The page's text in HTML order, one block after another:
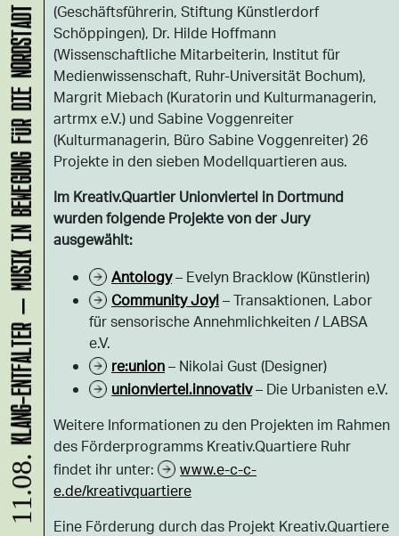
(Geschäftsführerin, Stiftung Künstlerdorf
Schöppingen), Dr. Hilde Hoffmann
(Wissenschaftliche Mitarbeiterin, Institut für
Medienwissenschaft, Ruhr-Universität Bochum),
Margrit Miebach (Kuratorin und Kulturmanagerin,
artrmx e.V.) und Sabine Voggenreiter
(Kulturmanagerin, Büro Sabine Voggenreiter) 26
Projekte in den sieben Modellquartieren aus.
Im Kreativ.Quartier Unionviertel in Dortmund
wurden folgende Projekte von der Jury
ausgewählt:
Antology– Evelyn Bracklow (Künstlerin)
Community Joy!– Transaktionen, Labor
für sensorische Annehmlichkeiten / LABSA
e.V.
re:union– Nikolai Gust (Designer)
unionviertel.innovativ– Die Urbanisten e.V.
Weitere Informationen zu den Projekten im Rahmen
des Förderprogramms Kreativ.Quartiere Ruhr
findet ihr unter:
www.e-c-c-
e.de/kreativquartiere
Eine Förderung durch das Projekt Kreativ.Quartiere
11.08.
KLANG-ENTFALTER – MUSIK IN BEWEGUNG FÜR DIE NORDSTADT